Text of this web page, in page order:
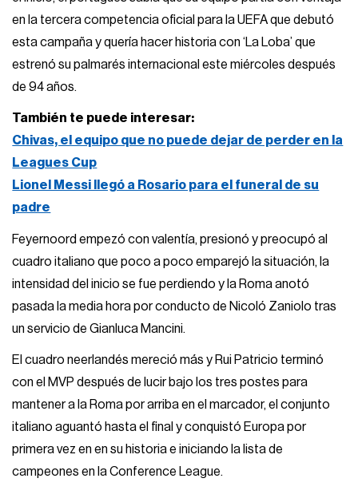
en la tercera competencia oficial para la UEFA que debutó
esta campaña y quería hacer historia con ‘La Loba’ que
estrenó su palmarés internacional este miércoles después
de 94 años.
También te puede interesar:
Chivas, el equipo que no puede dejar de perder en la
Leagues Cup
Lionel Messi llegó a Rosario para el funeral de su
padre
Feyernoord empezó con valentía, presionó y preocupó al
cuadro italiano que poco a poco emparejó la situación, la
intensidad del inicio se fue perdiendo y la Roma anotó
pasada la media hora por conducto de Nicoló Zaniolo tras
un servicio de Gianluca Mancini.
El cuadro neerlandés mereció más y Rui Patricio terminó
con el MVP después de lucir bajo los tres postes para
mantener a la Roma por arriba en el marcador, el conjunto
italiano aguantó hasta el final y conquistó Europa por
primera vez en en su historia e iniciando la lista de
campeones en la Conference League.